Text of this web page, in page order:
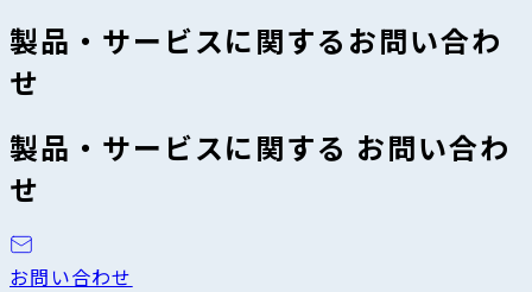
製品・サービスに関するお問い合わ
せ
製品・サービスに関する お問い合わ
せ
お問い合わせ